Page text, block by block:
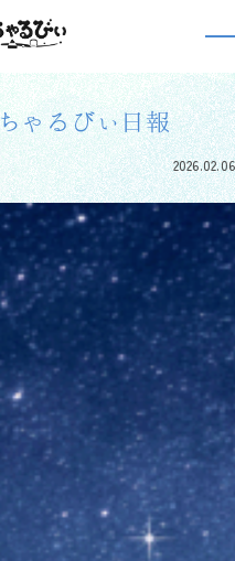
日報
ゃるびぃ日報
2026.02.06